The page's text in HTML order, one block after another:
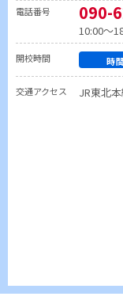
電話番号 090-
10:00～
開校時間 時
交通アクセス JR東北